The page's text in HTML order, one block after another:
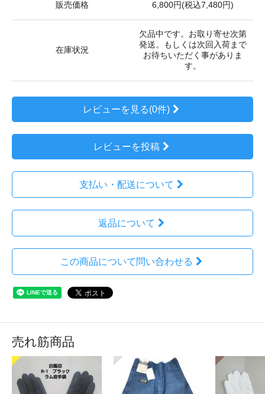
販売価格 6,800円(税込7,480円)
在庫状況
欠品中です。お取り寄せ次第
発送。もしくは次回入荷まで
お待ちいただく事がありま
す。
レビューを見る(0件)
レビューを投稿
支払い・配送について
返品について
この商品について問い合わせる
売れ筋商品